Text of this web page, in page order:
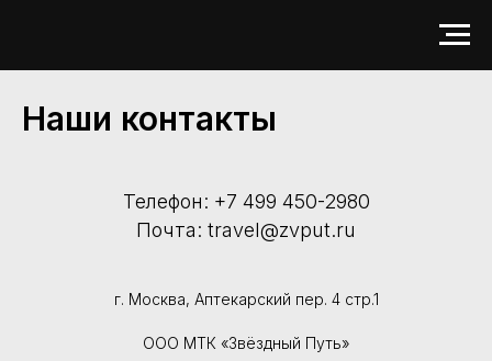
Наши контакты
Телефон: +7 499 450-2980
Почта: travel@zvput.ru
г. Москва, Аптекарский пер. 4 стр.1
ООО МТК «Звёздный Путь»